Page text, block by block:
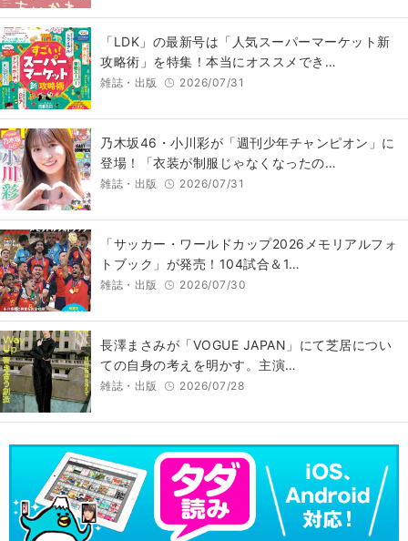
「LDK」の最新号は「人気スーパーマーケット新
攻略術」を特集！本当にオススメでき…
雑誌・出版 2026/07/31
乃木坂46・小川彩が「週刊少年チャンピオン」に
登場！「衣装が制服じゃなくなったの…
雑誌・出版 2026/07/31
「サッカー・ワールドカップ2026メモリアルフォ
トブック」が発売！104試合＆1…
雑誌・出版 2026/07/30
長澤まさみが「VOGUE JAPAN」にて芝居につい
ての自身の考えを明かす。主演…
雑誌・出版 2026/07/28